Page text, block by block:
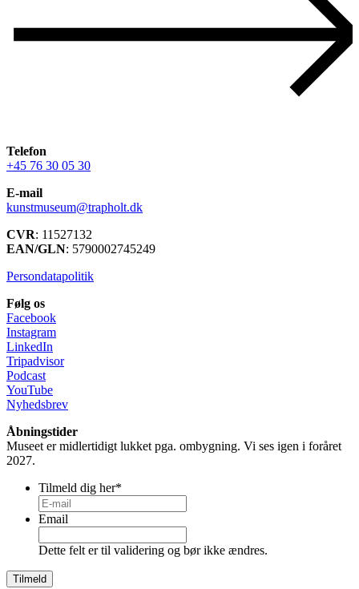
Telefon
+45 76 30 05 30
E-mail
kunstmuseum@trapholt.dk
CVR: 11527132
EAN/GLN: 5790002745249
Persondatapolitik
Følg os
Facebook
Instagram
LinkedIn
Tripadvisor
Podcast
YouTube
Nyhedsbrev
Åbningstider
Museet er midlertidigt lukket pga. ombygning. Vi ses igen i foråret
2027.
Tilmeld dig her*
Email
Dette felt er til validering og bør ikke ændres.